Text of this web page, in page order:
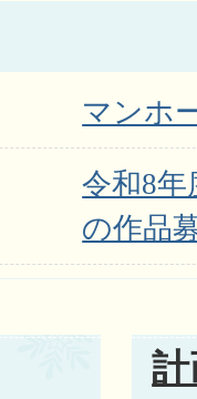
マンホ
令和8
の作品